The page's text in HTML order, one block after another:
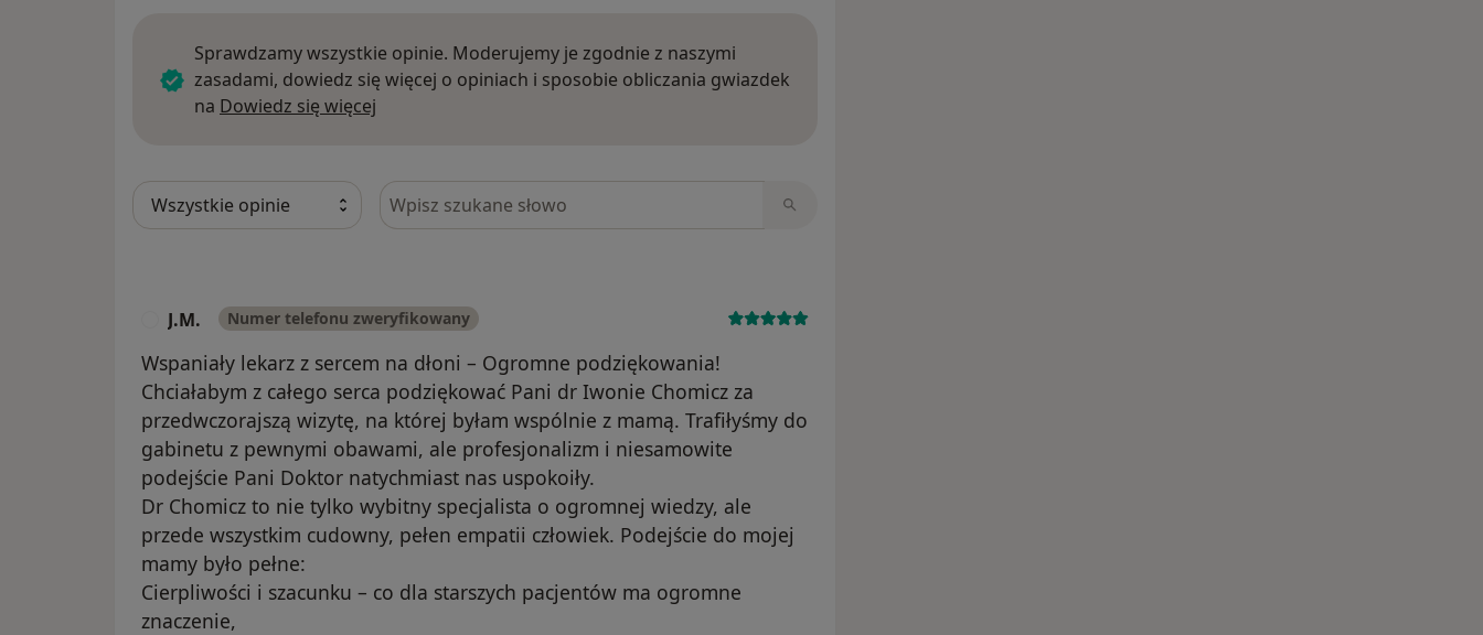
Sprawdzamy wszystkie opinie. Moderujemy je zgodnie z naszymi
zasadami, dowiedz się więcej o opiniach i sposobie obliczania gwiazdek
na Dowiedz się więcej
Szukaj w opiniach
J.M. Numer telefonu zweryfikowany
Wspaniały lekarz z sercem na dłoni – Ogromne podziękowania!
Chciałabym z całego serca podziękować Pani dr Iwonie Chomicz za
przedwczorajszą wizytę, na której byłam wspólnie z mamą. Trafiłyśmy do
gabinetu z pewnymi obawami, ale profesjonalizm i niesamowite
podejście Pani Doktor natychmiast nas uspokoiły.
Dr Chomicz to nie tylko wybitny specjalista o ogromnej wiedzy, ale
przede wszystkim cudowny, pełen empatii człowiek. Podejście do mojej
mamy było pełne:
Cierpliwości i szacunku – co dla starszych pacjentów ma ogromne
znaczenie,